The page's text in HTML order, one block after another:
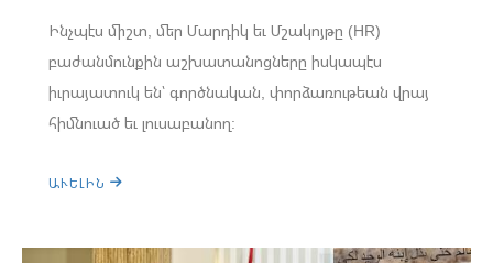
Ինչպէս միշտ, մեր Մարդիկ եւ Մշակոյթը (HR)
բաժանմունքին աշխատանոցները իսկապէս
իւրայատուկ են՝ գործնական, փորձառութեան վրայ
հիմնուած եւ լուսաբանող:
ԱՒԵԼԻՆ